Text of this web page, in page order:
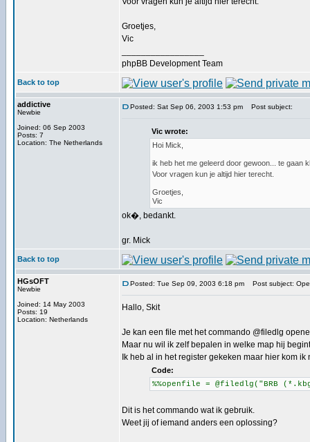
Groetjes,
Vic
phpBB Development Team
Back to top
addictive
Newbie
Joined: 06 Sep 2003
Posts: 7
Location: The Netherlands
Posted: Sat Sep 06, 2003 1:53 pm Post subject:
Vic wrote:
Hoi Mick,
ik heb het me geleerd door gewoon... te gaan
Voor vragen kun je altijd hier terecht.
Groetjes,
Vic
ok�, bedankt.
gr. Mick
Back to top
HGsOFT
Newbie
Joined: 14 May 2003
Posts: 19
Location: Netherlands
Posted: Tue Sep 09, 2003 6:18 pm Post subject:
Hallo, Skit
Je kan een file met het commando @filedlg
Maar nu wil ik zelf bepalen in welke map hij
Ik heb al in het register gekeken maar hier kom ik
Code:
%%openfile = @filedlg("BRB
Dit is het commando wat ik gebruik.
Weet jij of iemand anders een oplossing?